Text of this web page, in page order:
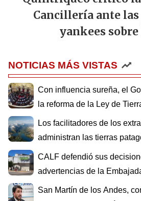
Cancillería ante
yankees sobre
NOTICIAS MÁS VISTAS
Con influencia sureña, el
la reforma de la Ley de
Los facilitadores de los
administran las tierras
CALF defendió sus
advertencias de la
San Martín de los Andes,